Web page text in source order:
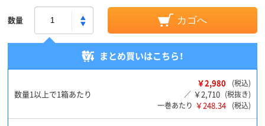
数量 カゴへ
まとめ買いはこちら！
数量1以上で1箱あたり
￥2,980
(税込)
／ ￥2,710 (税抜き)
一巻あたり ￥248.34 (税込)